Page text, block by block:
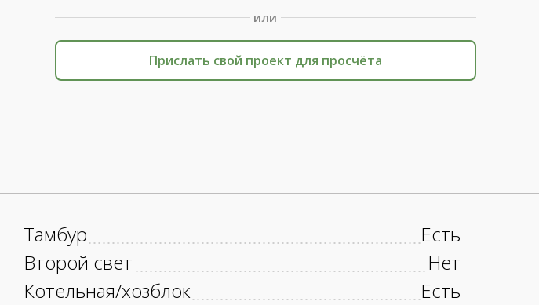
или
Прислать свой проект для просчёта
Тамбур
Есть
Второй свет
Нет
Котельная/хозблок
Есть